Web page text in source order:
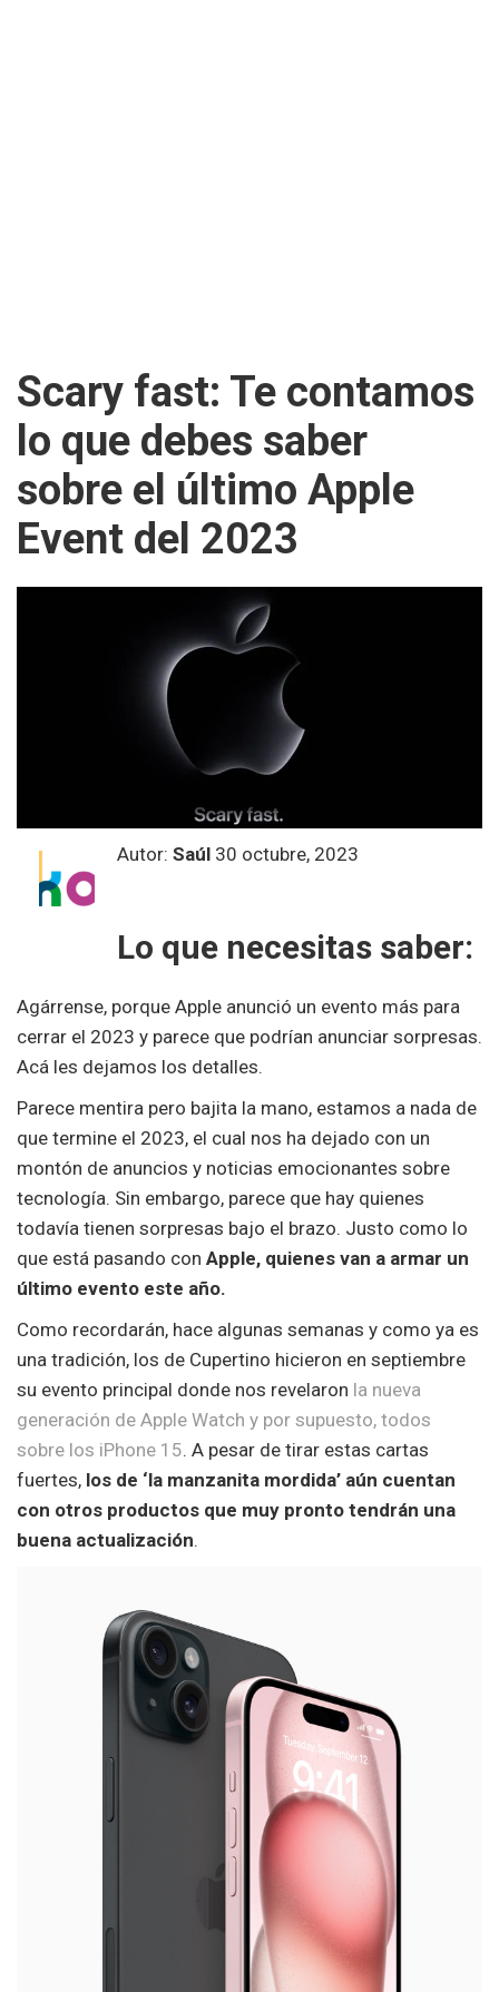
Scary fast: Te contamos
lo que debes saber
sobre el último Apple
Event del 2023
Autor: Saúl 30 octubre, 2023
Lo que necesitas saber:
Agárrense, porque Apple anunció un evento más para
cerrar el 2023 y parece que podrían anunciar sorpresas.
Acá les dejamos los detalles.
Parece mentira pero bajita la mano, estamos a nada de
que termine el 2023, el cual nos ha dejado con un
montón de anuncios y noticias emocionantes sobre
tecnología. Sin embargo, parece que hay quienes
todavía tienen sorpresas bajo el brazo. Justo como lo
que está pasando con Apple, quienes van a armar un
último evento este año.
Como recordarán, hace algunas semanas y como ya es
una tradición, los de Cupertino hicieron en septiembre
su evento principal donde nos revelaron la nueva
generación de Apple Watch y por supuesto, todos
sobre los iPhone 15. A pesar de tirar estas cartas
fuertes, los de ‘la manzanita mordida’ aún cuentan
con otros productos que muy pronto tendrán una
buena actualización.